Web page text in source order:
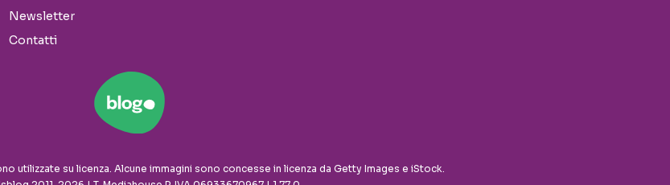
Newsletter
Contatti
utilizzate su licenza. Alcune immagini sono concesse in licenza da Getty Images e iStock.